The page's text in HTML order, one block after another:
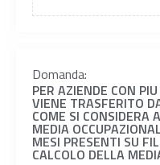
Domanda:
PER AZIENDE CON
VIENE TRASFERITO
COME SI CONSIDERA
MEDIA
MESI PRESENTI SU
CALCOLO DELLA